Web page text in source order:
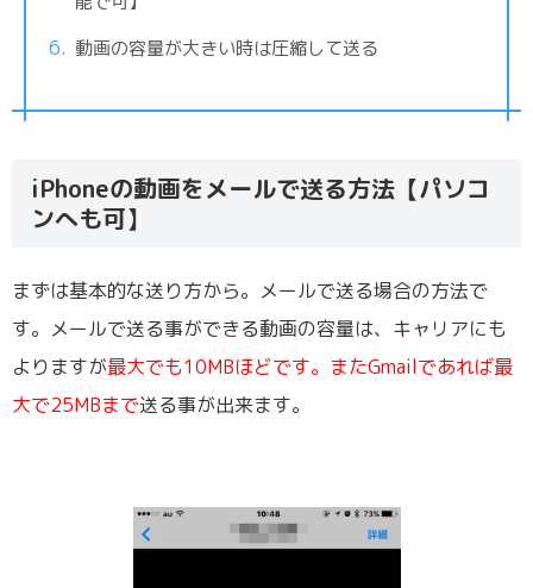
動画の容量が大きい時は圧縮して送る
iPhoneの動画をメールで送る方法【パソコ
ンへも可】
まずは基本的な送り方から。メールで送る場合の方法で
す。メールで送る事ができる動画の容量は、キャリアにも
よりますが最大でも10MBほどです。またGmailであれば最
大で25MBまで送る事が出来ます。